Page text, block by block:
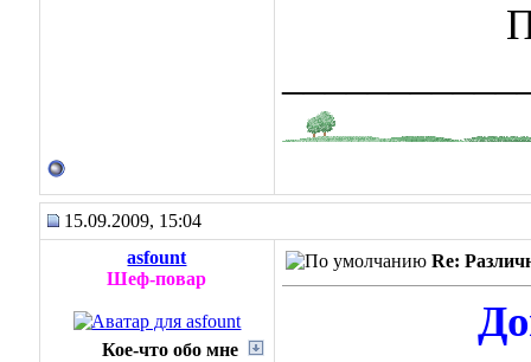
15.09.2009, 15:04
asfount
Шеф-повар
Кое-что обо мне
Re: